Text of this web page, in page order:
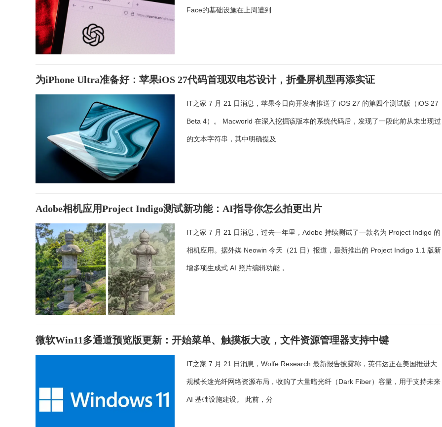
Face的基础设施在上周遭到
为iPhone Ultra准备好：苹果iOS 27代码首现双电芯设计，折叠屏机型再添实证
IT之家 7 月 21 日消息，苹果今日向开发者推送了 iOS 27 的第四个测试版（iOS 27
Beta 4）。 Macworld 在深入挖掘该版本的系统代码后，发现了一段此前从未出现过
的文本字符串，其中明确提及
Adobe相机应用Project Indigo测试新功能：AI指导你怎么拍更出片
IT之家 7 月 21 日消息，过去一年里，Adobe 持续测试了一款名为 Project Indigo 的
相机应用。据外媒 Neowin 今天（21 日）报道，最新推出的 Project Indigo 1.1 版新
增多项生成式 AI 照片编辑功能，
微软Win11多通道预览版更新：开始菜单、触摸板大改，文件资源管理器支持中键
IT之家 7 月 21 日消息，Wolfe Research 最新报告披露称，英伟达正在美国推进大
规模长途光纤网络资源布局，收购了大量暗光纤（Dark Fiber）容量，用于支持未来
AI 基础设施建设。 此前，分